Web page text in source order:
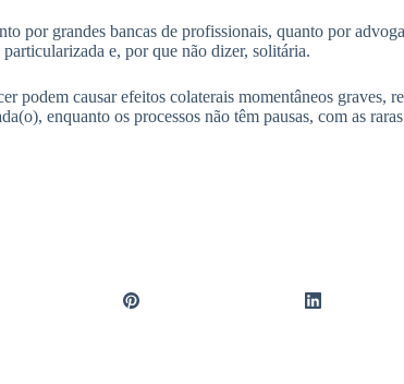
por grandes bancas de profissionais, quanto por
e, por que não dizer, solitária.
podem causar efeitos colaterais momentâneos graves,
enquanto os processos não têm pausas, com as